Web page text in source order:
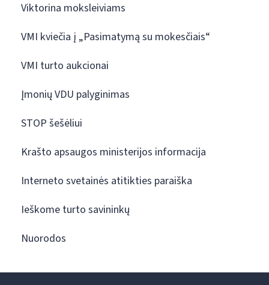
Viktorina moksleiviams
VMI kviečia į „Pasimatymą su mokesčiais“
VMI turto aukcionai
Įmonių VDU palyginimas
STOP šešėliui
Krašto apsaugos ministerijos informacija
Interneto svetainės atitikties paraiška
Ieškome turto savininkų
Nuorodos